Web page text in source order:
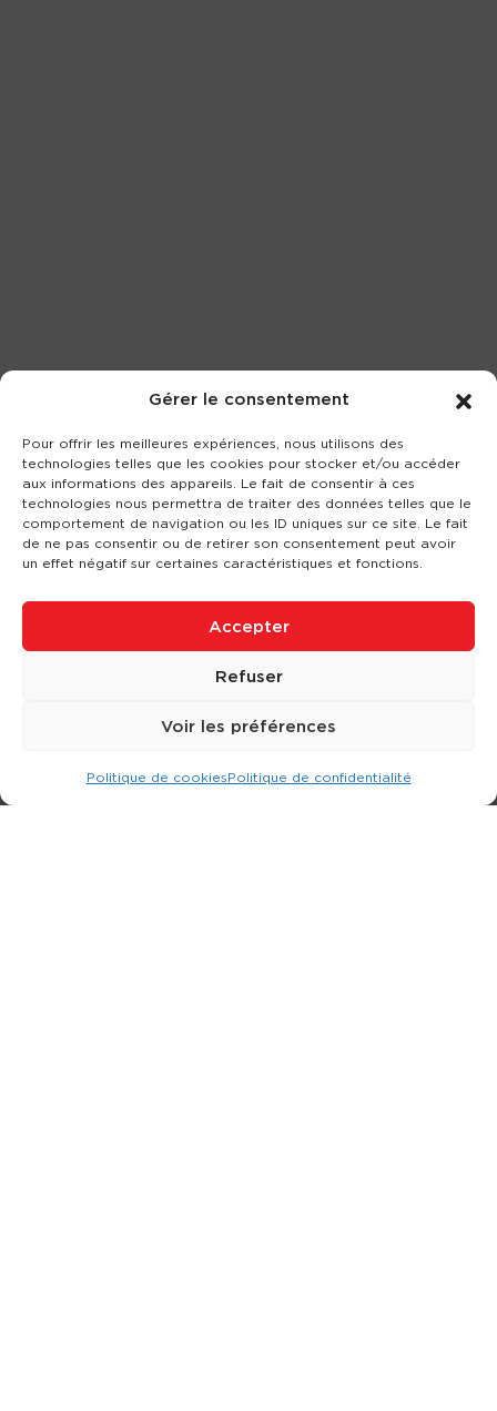
Gérer le consentement
Pour offrir les meilleures expériences, nous utilisons des
technologies telles que les cookies pour stocker et/ou accéder
aux informations des appareils. Le fait de consentir à ces
technologies nous permettra de traiter des données telles que le
comportement de navigation ou les ID uniques sur ce site. Le fait
de ne pas consentir ou de retirer son consentement peut avoir
un effet négatif sur certaines caractéristiques et fonctions.
Accepter
Refuser
Voir les préférences
Politique de cookiesPolitique de confidentialité